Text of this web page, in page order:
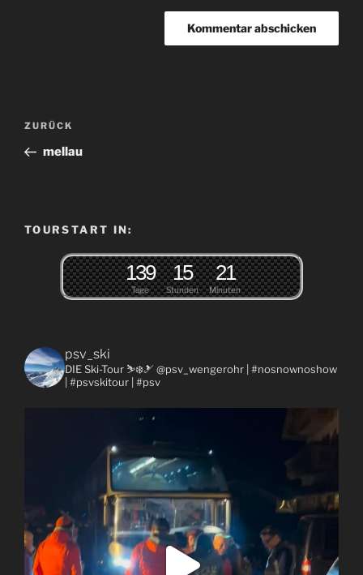
Beitragsnavigation
Vorheriger
Beitrag
ZURÜCK
mellau
TOURSTART IN:
Tage
139
Stunden
15
Minuten
21
psv_ski
DIE Ski-Tour ⛷❄️🎿 @psv_wengerohr | #nosnownoshow
| #psvskitour | #psv